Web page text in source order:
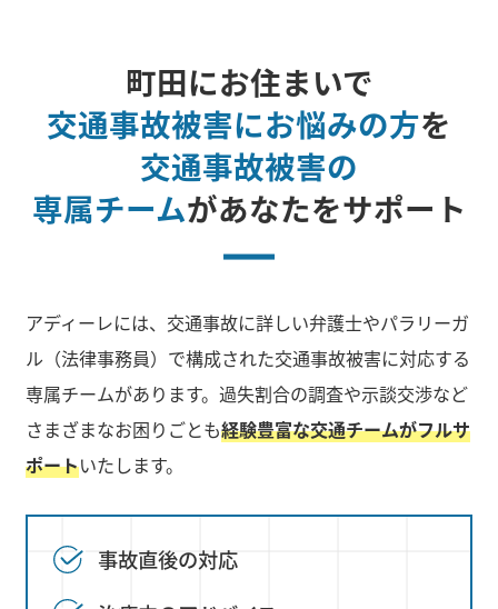
町田にお住まいで
交通事故被害にお悩みの方を
交通事故被害の
専属チームがあなたをサポート
アディーレには、交通事故に詳しい弁護士やパラリーガ
ル（法律事務員）で構成された交通事故被害に対応する
専属チームがあります。過失割合の調査や示談交渉など
さまざまなお困りごとも経験豊富な交通チームがフルサ
ポートいたします。
事故直後の対応